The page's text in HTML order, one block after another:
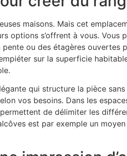
maisons. Mais cet
options s’offrent à vous. Vous
ou des étagères ouvertes
sur la superficie
qui structure la pièce
vos besoins. Dans les
de délimiter les
est par exemple un